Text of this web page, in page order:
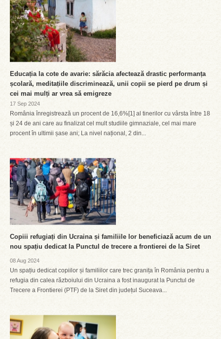
Educația la cote de avarie: sărăcia afectează drastic performanța
școlară, meditațiile discriminează, unii copii se pierd pe drum și
cei mai mulți ar vrea să emigreze
17 Sep 2024
România înregistrează un procent de 16,6%[1] al tinerilor cu vârsta între 18
și 24 de ani care au finalizat cel mult studiile gimnaziale, cel mai mare
procent în ultimii șase ani; La nivel național, 2 din...
Copiii refugiați din Ucraina și familiile lor beneficiază acum de un
nou spațiu dedicat la Punctul de trecere a frontierei de la Siret
08 Aug 2024
Un spațiu dedicat copiilor și familiilor care trec granița în România pentru a
refugia din calea războiului din Ucraina a fost inaugurat la Punctul de
Trecere a Frontierei (PTF) de la Siret din județul Suceava...